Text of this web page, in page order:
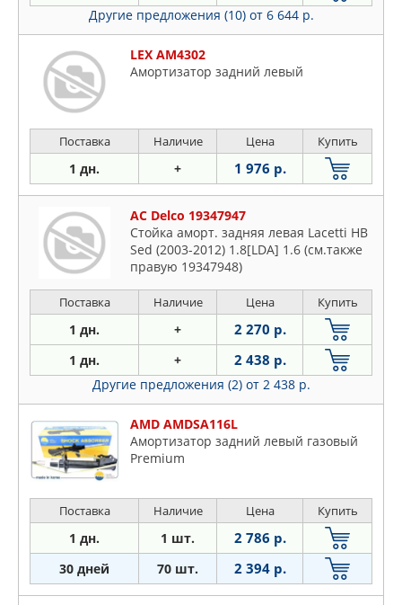
Другие предложения (10) от 6 644 р.
LEX AM4302
Амортизатор задний левый
Поставка Наличие Цена Купить
1 дн. + 1 976 р.
AC Delco 19347947
Стойка аморт. задняя левая Lacetti HB
Sed (2003-2012) 1.8[LDA] 1.6 (см.также
правую 19347948)
Поставка Наличие Цена Купить
1 дн. + 2 270 р.
1 дн. + 2 438 р.
Другие предложения (2) от 2 438 р.
AMD AMDSA116L
Амортизатор задний левый газовый
Premium
Поставка Наличие Цена Купить
1 дн. 1 шт. 2 786 р.
30 дней 70 шт. 2 394 р.